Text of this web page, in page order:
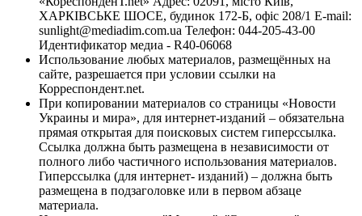
ХАРКІВСЬКЕ ШОСЕ, будинок 172-Б, офіс 208/1 E-mail:
sunlight@mediadim.com.ua Телефон: 044-205-43-00
Идентификатор медиа - R40-06068
Использование любых материалов, размещённых на
сайте, разрешается при условии ссылки на
Корреспондент.net.
При копировании материалов со страницы «Новости
Украины и мира», для интернет-изданий – обязательна
прямая открытая для поисковых систем гиперссылка.
Ссылка должна быть размещена в независимости от
полного либо частичного использования материалов.
Гиперссылка (для интернет- изданий) – должна быть
размещена в подзаголовке или в первом абзаце
материала.